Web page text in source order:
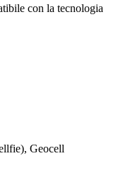
con la tecnologia
Geocell